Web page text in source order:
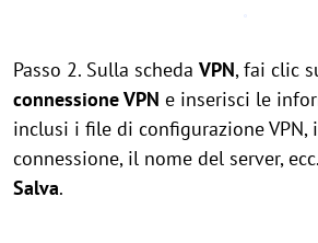
Passo 2. Sulla scheda VPN, fai clic
connessione VPN e inserisci le
inclusi i file di configurazione VPN,
connessione, il nome del server,
Salva.